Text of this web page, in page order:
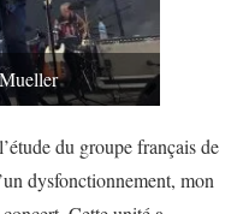
du groupe français de
dysfonctionnement, mon